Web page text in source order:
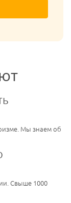
Мы знаем об
Свыше 1000